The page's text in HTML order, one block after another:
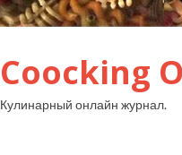
Coocking
Кулинарный онлайн журнал.